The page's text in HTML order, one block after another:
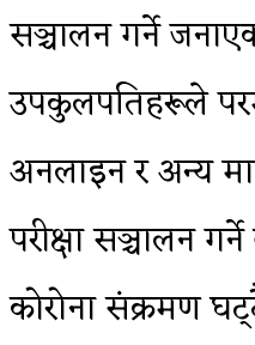
सञ्चालन गर्ने
उपकुलपतिहरूले
अनलाइन र अन्य
परीक्षा सञ्चालन
कोरोना संक्रमण